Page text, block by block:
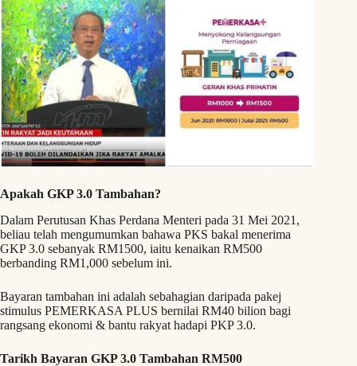
Apakah GKP 3.0 Tambahan?
Dalam Perutusan Khas Perdana Menteri pada 31 Mei 2021,
beliau telah mengumumkan bahawa PKS bakal menerima
GKP 3.0 sebanyak RM1500, iaitu kenaikan RM500
berbanding RM1,000 sebelum ini.
Bayaran tambahan ini adalah sebahagian daripada pakej
stimulus PEMERKASA PLUS bernilai RM40 bilion bagi
rangsang ekonomi & bantu rakyat hadapi PKP 3.0.
Tarikh Bayaran GKP 3.0 Tambahan RM500